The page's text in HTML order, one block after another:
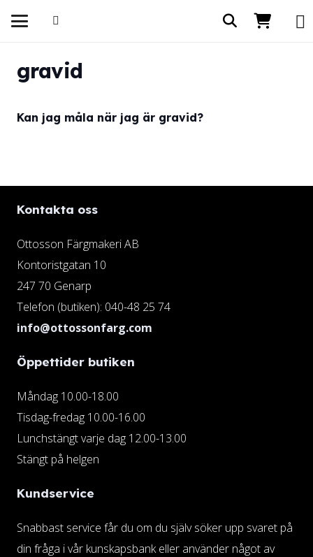
gravid
Kan jag måla när jag är gravid?
Kontakta oss
Ottosson Färgmakeri AB
Kontoristgatan 10
247 70 Genarp
Telefon (butiken): 040-48 25 74
info@ottossonfarg.com
Öppettider butiken
Måndag 10.00-18.00
Tisdag-fredag 10.00-16.00
Lunchstängt varje dag 12.00-13.00
Stängt på helgen
Kundservice
Snabbast service får du om du själv söker upp svaret på
din fråga i vår kunskapsbank eller använder något av